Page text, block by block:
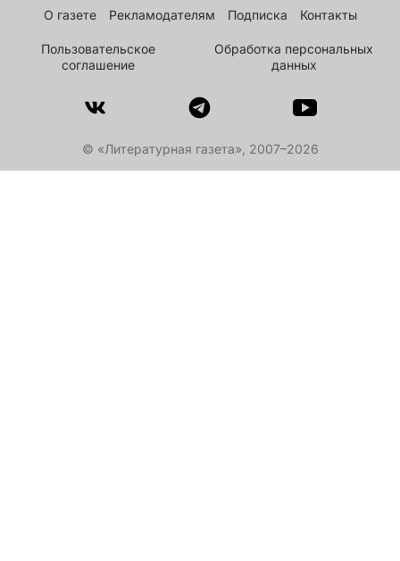
О газете Рекламодателям Подписка Контакты
Пользовательское
соглашение
Обработка персональных
данных
© «Литературная газета», 2007–2026